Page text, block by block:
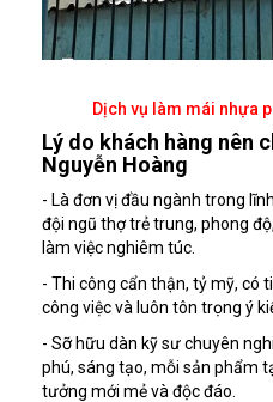
Dịch vụ làm mái nhựa
Lý do khách hàng nên
Nguyễn Hoàng
- Là đơn vị đầu ngành trong
đội ngũ thợ trẻ trung, phong
làm việc nghiêm túc.
- Thi công cẩn thận, tỷ mỹ, có
công việc và luôn tôn trọng ý
- Sỡ hữu dàn kỹ sư chuyên
phú, sáng tạo, mỗi sản phẩm
tưởng mới mẻ và độc đáo.